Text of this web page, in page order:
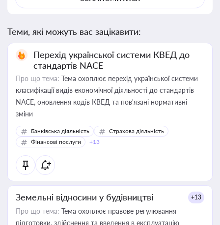
Теми, які можуть вас зацікавити:
Перехід української системи КВЕД до
стандартів NACE
Про що тема: Тема охоплює перехід української системи
класифікації видів економічної діяльності до стандартів
NACE, оновлення кодів КВЕД та пов'язані нормативні
зміни
Банківська діяльність
Страхова діяльність
Фінансові послуги
+13
Земельні відносини у будівництві +13
Про що тема: Тема охоплює правове регулювання
підготовки, здійснення та введення в експлуатацію